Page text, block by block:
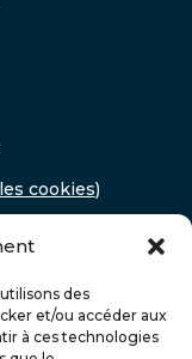
des
et/ou accéder aux
à ces technologies
cookies)